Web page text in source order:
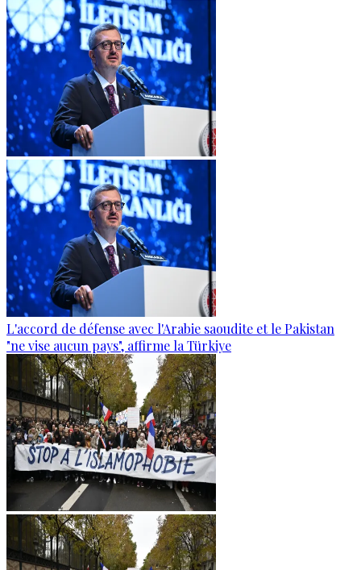
L'accord de défense avec l'Arabie saoudite et le Pakistan
"ne vise aucun pays", affirme la Türkiye